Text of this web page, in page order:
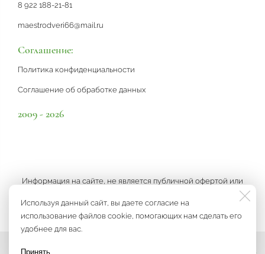
Используя данный сайт, вы даете согласие на
использование файлов cookie, помогающих нам сделать его
удобнее для вас.
Принять
8 922 188-21-81
maestrodveri66@mail.ru
Соглашение:
Политика конфиденциальности
Соглашение об обработке данных
2009 - 2026
Информация на сайте, не является публичной офертой или
рекламой, а носит информационный характер и может быть
изменена по усмотрению компании.